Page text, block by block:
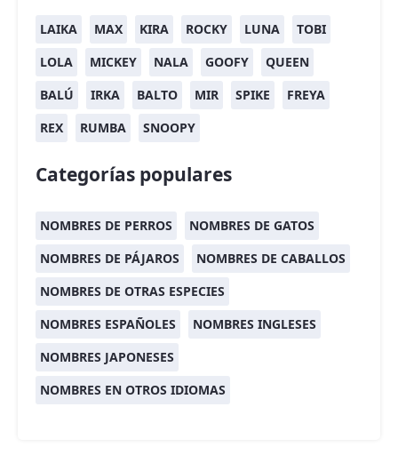
LAIKA MAX KIRA ROCKY LUNA
TOBI
LOLA
MICKEY NALA GOOFY
QUEEN
BALÚ
IRKA BALTO MIR SPIKE
FREYA
REX
RUMBA SNOOPY
Categorías populares
NOMBRES DE PERROS
NOMBRES DE GATOS
NOMBRES DE PÁJAROS
NOMBRES DE CABALLOS
NOMBRES DE OTRAS ESPECIES
NOMBRES ESPAÑOLES
NOMBRES INGLESES
NOMBRES JAPONESES
NOMBRES EN OTROS IDIOMAS